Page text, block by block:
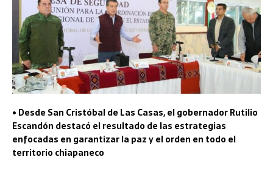
• Desde San Cristóbal de Las Casas, el gobernador Rutilio
Escandón destacó el resultado de las estrategias
enfocadas en garantizar la paz y el orden en todo el
territorio chiapaneco